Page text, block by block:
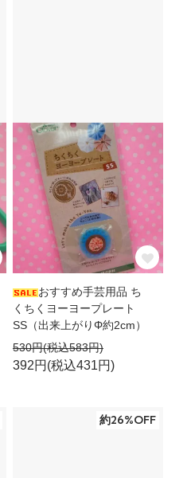
おすすめ手芸用品 ち
くちくヨーヨープレート
SS（出来上がりΦ約2cm）
530円(税込583円)
392円(税込431円)
約26%OFF